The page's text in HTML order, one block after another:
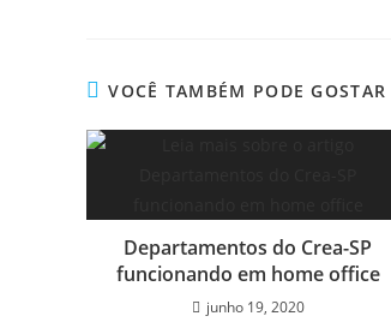
VOCÊ TAMBÉM PODE GOSTAR
Departamentos do Crea-SP
funcionando em home office
junho 19, 2020